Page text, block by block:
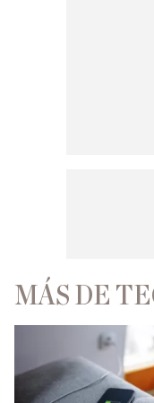
MÁS DE